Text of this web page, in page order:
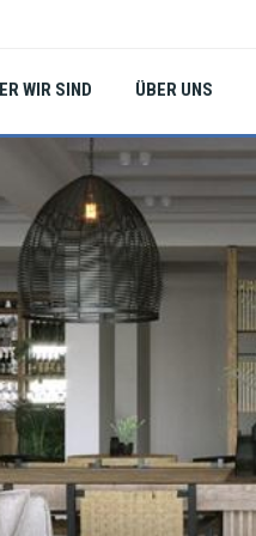
WIR SIND ÜBER UNS